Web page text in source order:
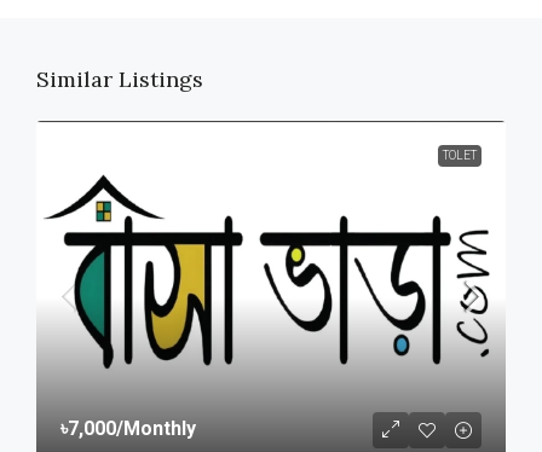
Similar Listings
TOLET
৳7,000/Monthly